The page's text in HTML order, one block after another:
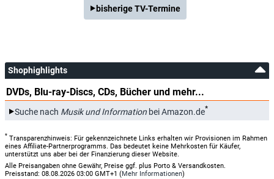
bisherige TV-Termine
Shophighlights
DVDs, Blu-ray-Discs, CDs, Bücher und mehr...
Suche nach Musik und Information bei Amazon.de*
* Transparenzhinweis: Für gekennzeichnete Links erhalten wir Provisionen im Rahmen
eines Affiliate-Partnerprogramms. Das bedeutet keine Mehrkosten für Käufer,
unterstützt uns aber bei der Finanzierung dieser Website.
Alle Preisangaben ohne Gewähr, Preise ggf. plus Porto & Versandkosten.
Preisstand: 08.08.2026 03:00 GMT+1 (Mehr Informationen)